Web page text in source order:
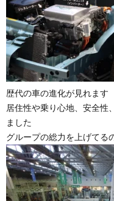
歴代の車の進化が見れます
居住性や乗り心地、安全性
ました
グループの総力を上げてる